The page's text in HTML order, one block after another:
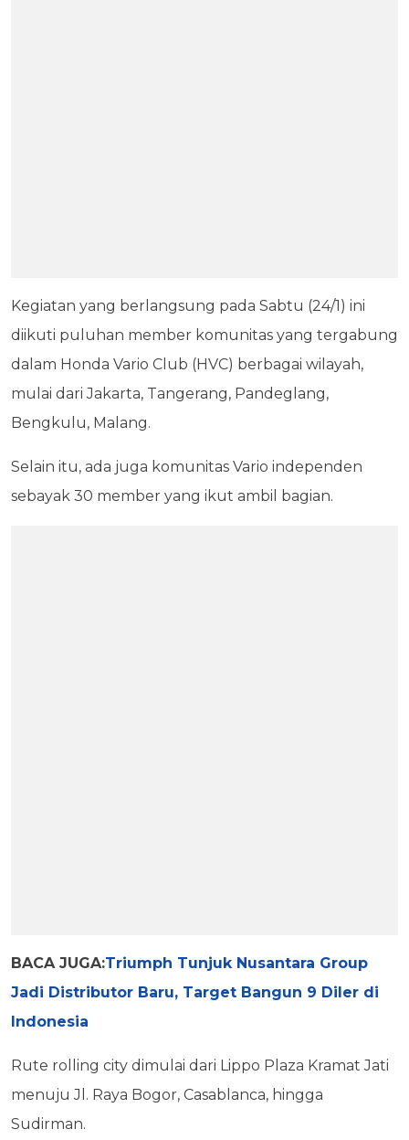
Kegiatan yang berlangsung pada Sabtu (24/1) ini
diikuti puluhan member komunitas yang tergabung
dalam Honda Vario Club (HVC) berbagai wilayah,
mulai dari Jakarta, Tangerang, Pandeglang,
Bengkulu, Malang.
Selain itu, ada juga komunitas Vario independen
sebayak 30 member yang ikut ambil bagian.
BACA JUGA:Triumph Tunjuk Nusantara Group
Jadi Distributor Baru, Target Bangun 9 Diler di
Indonesia
Rute rolling city dimulai dari Lippo Plaza Kramat Jati
menuju Jl. Raya Bogor, Casablanca, hingga
Sudirman.